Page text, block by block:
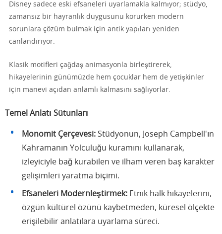
Disney sadece eski efsaneleri uyarlamakla kalmıyor; stüdyo,
zamansız bir hayranlık duygusunu korurken modern
sorunlara çözüm bulmak için antik yapıları yeniden
canlandırıyor.
Klasik motifleri çağdaş animasyonla birleştirerek,
hikayelerinin günümüzde hem çocuklar hem de yetişkinler
için manevi açıdan anlamlı kalmasını sağlıyorlar.
Temel Anlatı Sütunları
Monomit Çerçevesi: Stüdyonun, Joseph Campbell'ın
Kahramanın Yolculuğu kuramını kullanarak,
izleyiciyle bağ kurabilen ve ilham veren baş karakter
gelişimleri yaratma biçimi.
Efsaneleri Modernleştirmek: Etnik halk hikayelerini,
özgün kültürel özünü kaybetmeden, küresel ölçekte
erişilebilir anlatılara uyarlama süreci.